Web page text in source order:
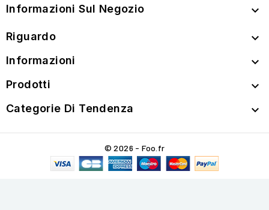
Informazioni Sul Negozio 
Riguardo 
Informazioni 
Prodotti 
Categorie Di Tendenza 
© 2026 - Foo.fr